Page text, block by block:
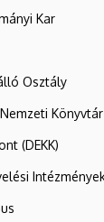
Kar
Osztály
Könyvtár
(DEKK)